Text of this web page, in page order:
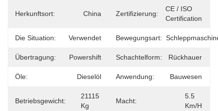
Herkunftsort: China Zertifizierung:
CE / ISO
Certification
Die Situation: Verwendet Bewegungsart:
Übertragung: Powershift Schachtelform: Rückhauer
Öle: Dieselöl Anwendung: Bauwesen
Betriebsgewicht:
21115
Kg
Macht:
5.5
Km/h